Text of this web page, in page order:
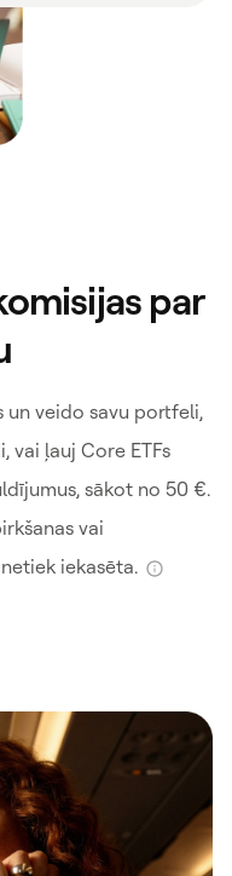
par
un veido savu portfeli,
vai ļauj Core ETFs
sākot no 50 €.
vai
iekasēta.